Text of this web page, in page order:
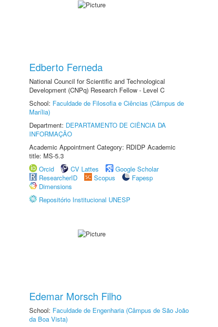
Edberto Ferneda
National Council for Scientific and Technological
Development (CNPq) Research Fellow - Level C
School: Faculdade de Filosofia e Ciências (Câmpus de
Marília)
Department: DEPARTAMENTO DE CIÊNCIA DA
INFORMAÇÃO
Academic Appointment Category: RDIDP Academic
title: MS-5.3
Orcid
CV Lattes
Google Scholar
ResearcherID
Scopus
Fapesp
Dimensions
Repositório Institucional UNESP
Edemar Morsch Filho
School: Faculdade de Engenharia (Câmpus de São João
da Boa Vista)